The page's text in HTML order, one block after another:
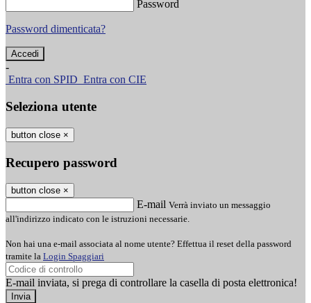
Password
Password dimenticata?
-
Entra con SPID Entra con CIE
Seleziona utente
button close ×
Recupero password
button close ×
E-mail Verrà inviato un messaggio
all'indirizzo indicato con le istruzioni necessarie.
Non hai una e-mail associata al nome utente? Effettua il reset della password
tramite la Login Spaggiari
E-mail inviata, si prega di controllare la casella di posta elettronica!